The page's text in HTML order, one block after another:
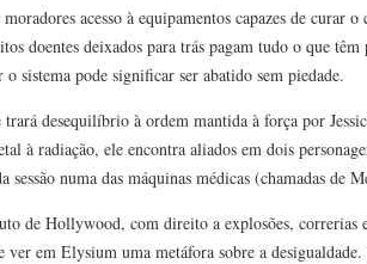
acesso à equipamentos capazes de curar
doentes deixados para trás pagam tudo o que
sistema pode significar ser abatido sem piedade.
desequilíbrio à ordem mantida à força por
à radiação, ele encontra aliados em dois
numa das máquinas médicas (chamadas de
de Hollywood, com direito a explosões, correrias
em Elysium uma metáfora sobre a